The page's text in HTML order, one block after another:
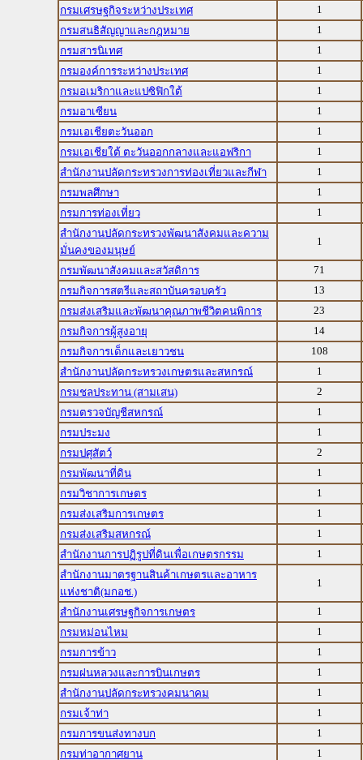
กรมเศรษฐกิจระหว่างประเทศ
1
กรมสนธิสัญญาและกฎหมาย
1
กรมสารนิเทศ
1
กรมองค์การระหว่างประเทศ
1
กรมอเมริกาและแปซิฟิกใต้
1
กรมอาเซียน
1
กรมเอเชียตะวันออก
1
กรมเอเชียใต้ ตะวันออกกลางและแอฟริกา
1
สำนักงานปลัดกระทรวงการท่องเที่ยวและกีฬา
1
กรมพลศึกษา
1
กรมการท่องเที่ยว
1
สำนักงานปลัดกระทรวงพัฒนาสังคมและความ
มั่นคงของมนุษย์
1
กรมพัฒนาสังคมและสวัสดิการ
71
กรมกิจการสตรีและสถาบันครอบครัว
13
กรมส่งเสริมและพัฒนาคุณภาพชีวิตคนพิการ
23
กรมกิจการผู้สูงอายุ
14
กรมกิจการเด็กและเยาวชน
108
สำนักงานปลัดกระทรวงเกษตรและสหกรณ์
1
กรมชลประทาน (สามเสน)
2
กรมตรวจบัญชีสหกรณ์
1
กรมประมง
1
กรมปศุสัตว์
2
กรมพัฒนาที่ดิน
1
กรมวิชาการเกษตร
1
กรมส่งเสริมการเกษตร
1
กรมส่งเสริมสหกรณ์
1
สำนักงานการปฏิรูปที่ดินเพื่อเกษตรกรรม
1
สำนักงานมาตรฐานสินค้าเกษตรและอาหาร
แห่งชาติ(มกอช.)
1
สำนักงานเศรษฐกิจการเกษตร
1
กรมหม่อนไหม
1
กรมการข้าว
1
กรมฝนหลวงและการบินเกษตร
1
สำนักงานปลัดกระทรวงคมนาคม
1
กรมเจ้าท่า
1
กรมการขนส่งทางบก
1
กรมท่าอากาศยาน
1